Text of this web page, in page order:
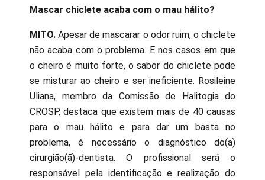
Mascar chiclete acaba com o mau hálito?
MITO. Apesar de mascarar o odor ruim, o chiclete
não acaba com o problema. E nos casos em que
o cheiro é muito forte, o sabor do chiclete pode
se misturar ao cheiro e ser ineficiente. Rosileine
Uliana, membro da Comissão de Halitogia do
CROSP, destaca que existem mais de 40 causas
para o mau hálito e para dar um basta no
problema, é necessário o diagnóstico do(a)
cirurgião(ã)-dentista. O profissional será o
responsável pela identificação e realização do